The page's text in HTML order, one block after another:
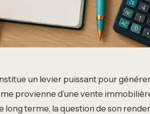
un levier puissant pour
provienne d’une vente
long terme, la question de son